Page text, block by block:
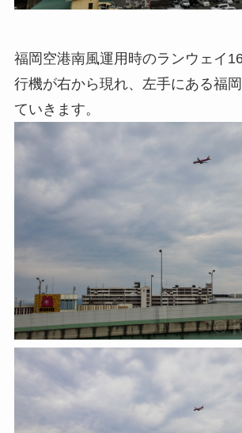
福岡空港南風運用時のランウェイ
行機が右から現れ、左手にある福
ていきます。